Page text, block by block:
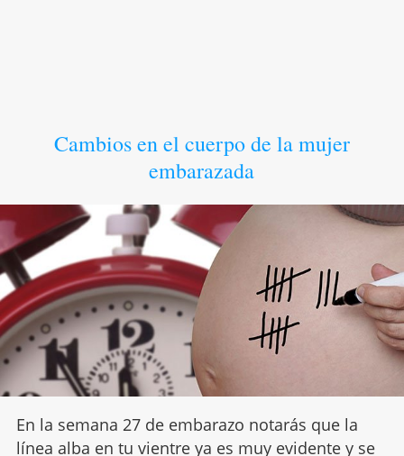
Cambios en el cuerpo de la mujer
embarazada
En la semana 27 de embarazo notarás que la
línea alba en tu vientreya es muy evidente y se